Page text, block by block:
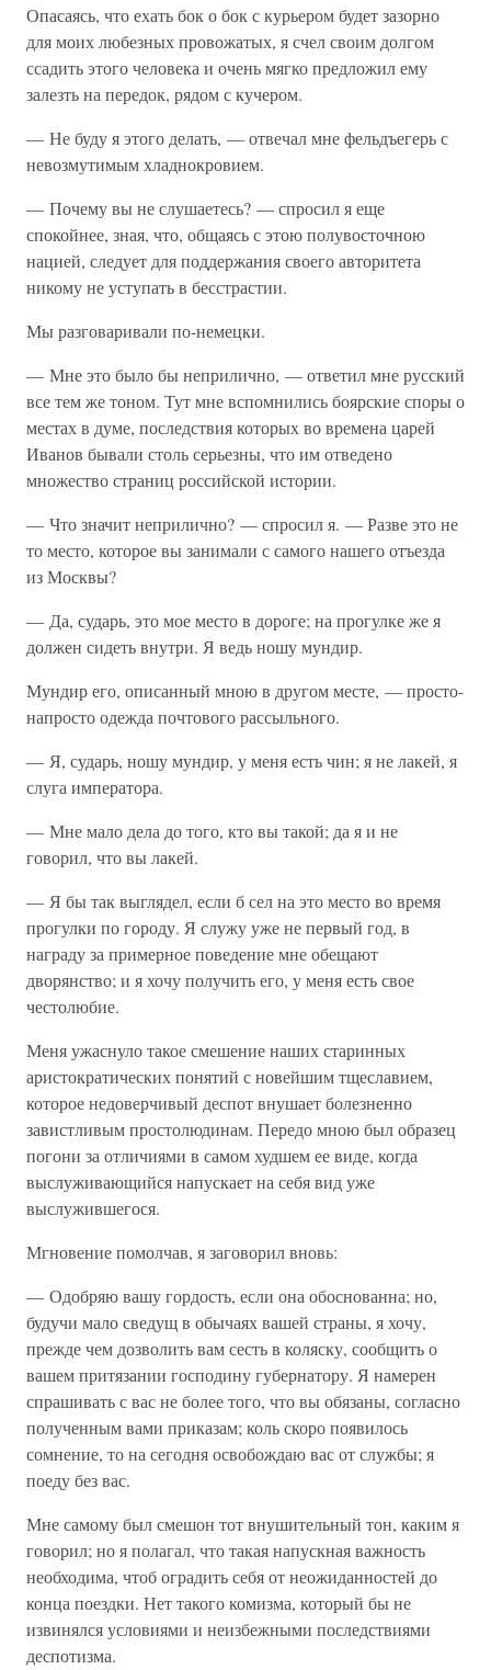
Опасаясь, что ехать бок о бок с курьером будет зазорно
для моих любезных провожатых, я счел своим долгом
ссадить этого человека и очень мягко предложил ему
залезть на передок, рядом с кучером.
— Не буду я этого делать, — отвечал мне фельдъегерь с
невозмутимым хладнокровием.
— Почему вы не слушаетесь? — спросил я еще
спокойнее, зная, что, общаясь с этою полувосточною
нацией, следует для поддержания своего авторитета
никому не уступать в бесстрастии.
Мы разговаривали по-немецки.
— Мне это было бы неприлично, — ответил мне русский
все тем же тоном. Тут мне вспомнились боярские споры о
местах в думе, последствия которых во времена царей
Иванов бывали столь серьезны, что им отведено
множество страниц российской истории.
— Что значит неприлично? — спросил я. — Разве это не
то место, которое вы занимали с самого нашего отъезда
из Москвы?
— Да, сударь, это мое место в дороге; на прогулке же я
должен сидеть внутри. Я ведь ношу мундир.
Мундир его, описанный мною в другом месте, — просто-
напросто одежда почтового рассыльного.
— Я, сударь, ношу мундир, у меня есть чин; я не лакей, я
слуга императора.
— Мне мало дела до того, кто вы такой; да я и не
говорил, что вы лакей.
— Я бы так выглядел, если б сел на это место во время
прогулки по городу. Я служу уже не первый год, в
награду за примерное поведение мне обещают
дворянство; и я хочу получить его, у меня есть свое
честолюбие.
Меня ужаснуло такое смешение наших старинных
аристократических понятий с новейшим тщеславием,
которое недоверчивый деспот внушает болезненно
завистливым простолюдинам. Передо мною был образец
погони за отличиями в самом худшем ее виде, когда
выслуживающийся напускает на себя вид уже
выслужившегося.
Мгновение помолчав, я заговорил вновь:
— Одобряю вашу гордость, если она обоснованна; но,
будучи мало сведущ в обычаях вашей страны, я хочу,
прежде чем дозволить вам сесть в коляску, сообщить о
вашем притязании господину губернатору. Я намерен
спрашивать с вас не более того, что вы обязаны, согласно
полученным вами приказам; коль скоро появилось
сомнение, то на сегодня освобождаю вас от службы; я
поеду без вас.
Мне самому был смешон тот внушительный тон, каким я
говорил; но я полагал, что такая напускная важность
необходима, чтоб оградить себя от неожиданностей до
конца поездки. Нет такого комизма, который бы не
извинялся условиями и неизбежными последствиями
деспотизма.